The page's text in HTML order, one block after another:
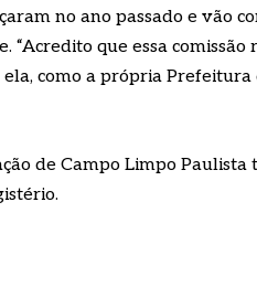
no ano passado e vão
“Acredito que essa
como a própria
de Campo Limpo